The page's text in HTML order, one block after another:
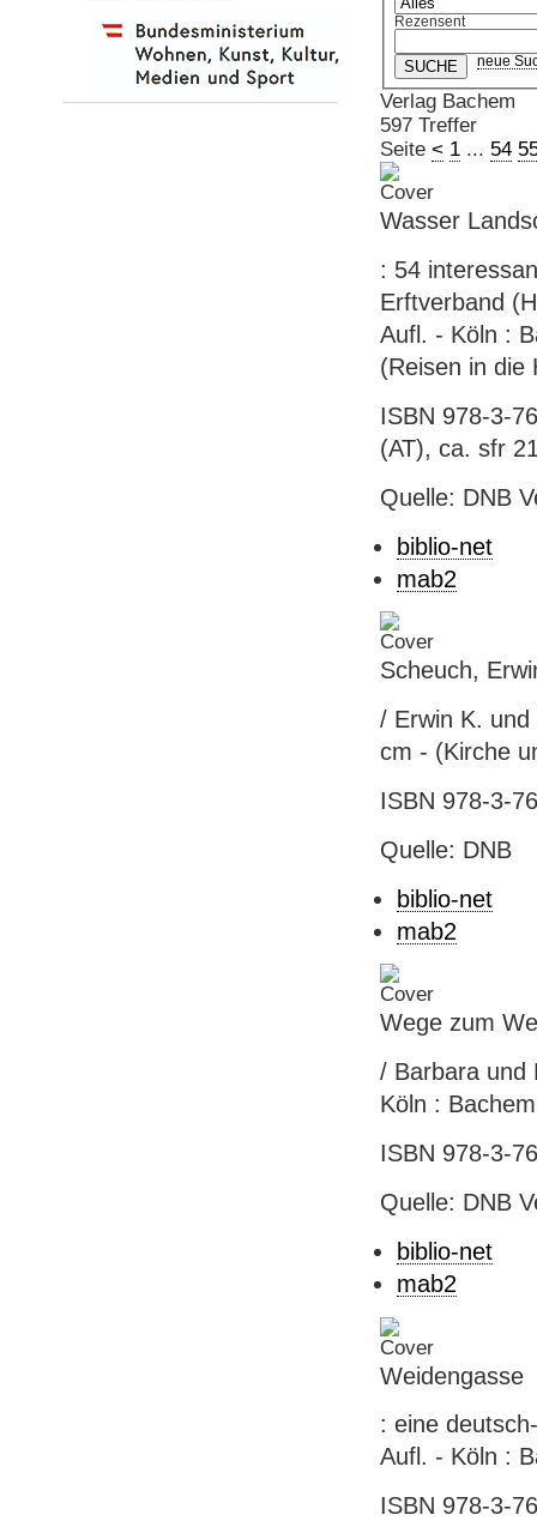
Rezensent
neue
Verlag Bachem
597 Treffer
Seite < 1... 54
Wasser
: 54
Erftverband
Aufl. - Köln :
(Reisen in die
ISBN 978-3-
(AT), ca. sfr
Quelle: DNB
biblio-net
mab2
Scheuch,
/ Erwin K.
cm - (Kirche
ISBN 978-3-
Quelle: DNB
biblio-net
mab2
Wege zum
/ Barbara und
Köln :
ISBN 978-3-
Quelle: DNB
biblio-net
mab2
Weidengasse
: eine
Aufl. - Köln :
ISBN 978-3-